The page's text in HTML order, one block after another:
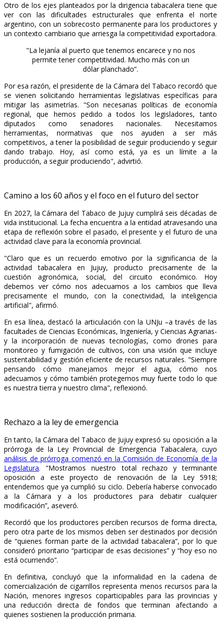
Otro de los ejes planteados por la dirigencia tabacalera tiene que
ver con las dificultades estructurales que enfrenta el norte
argentino, con un sobrecosto permanente para los productores y
un contexto cambiario que arriesga la competitividad exportadora.
"La lejanía al puerto que tenemos encarece y no nos
permite tener competitividad. Mucho más con un
dólar planchado”.
Por esa razón, el presidente de la Cámara del Tabaco recordó que
se vienen solicitando herramientas legislativas específicas para
mitigar las asimetrías. "Son necesarias políticas de economía
regional, que hemos pedido a todos los legisladores, tanto
diputados como senadores nacionales. Necesitamos
herramientas, normativas que nos ayuden a ser más
competitivos, a tener la posibilidad de seguir produciendo y seguir
dando trabajo. Hoy, así como está, ya es un límite a la
producción, a seguir produciendo", advirtió.
Camino a los 60 años y el foco en el futuro del sector
En 2027, la Cámara del Tabaco de Jujuy cumplirá seis décadas de
vida institucional. La fecha encuentra a la entidad atravesando una
etapa de reflexión sobre el pasado, el presente y el futuro de una
actividad clave para la economía provincial.
"Claro que es un recuerdo emotivo por la significancia de la
actividad tabacalera en Jujuy, producto precisamente de la
cuestión agronómica, social, del circuito económico. Hoy
debemos ver cómo nos adecuamos a los cambios que lleva
precisamente el mundo, con la conectividad, la inteligencia
artificial", afirmó.
En esa línea, destacó la articulación con la UNJu –a través de las
facultades de Ciencias Económicas, Ingeniería, y Ciencias Agrarias-
y la incorporación de nuevas tecnologías, como drones para
monitoreo y fumigación de cultivos, con una visión que incluye
sustentabilidad y gestión eficiente de recursos naturales. "Siempre
pensando cómo manejamos mejor el agua, cómo nos
adecuamos y cómo también protegemos muy fuerte todo lo que
es nuestra tierra y nuestro clima", reflexionó.
Rechazo a la ley de emergencia
En tanto, la Cámara del Tabaco de Jujuy expresó su oposición a la
prórroga de la Ley Provincial de Emergencia Tabacalera, cuyo
análisis de prórroga comenzó en la Comisión de Economía de la
Legislatura. “Mostramos nuestro total rechazo y terminante
oposición a este proyecto de renovación de la Ley 5918;
entendemos que ya cumplió su ciclo. Debería haberse convocado
a la Cámara y a los productores para debatir cualquier
modificación”, aseveró.
Recordó que los productores perciben recursos de forma directa,
pero otra parte de los mismos deben ser destinados por decisión
de “quienes forman parte de la actividad tabacalera”, por lo que
consideró prioritario “participar de esas decisiones” y “hoy eso no
está ocurriendo”.
En definitiva, concluyó que la informalidad en la cadena de
comercialización de cigarrillos representa menos recursos para la
Nación, menores ingresos coparticipables para las provincias y
una reducción directa de fondos que terminan afectando a
quienes sostienen la producción primaria.